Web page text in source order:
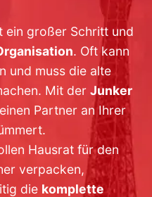
ein großer Schritt und
. Oft kann
und muss die alte
Mit der Junker
Partner an Ihrer
Hausrat für den
verpacken,
die komplette